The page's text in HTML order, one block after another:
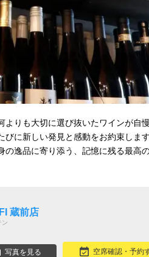
りも大切に選び抜いたワインが自
に新しい発見と感動をお約束しま
逸品に寄り添う、記憶に残る最高
蔵前店
ン
写真を見る 空席確認・予約